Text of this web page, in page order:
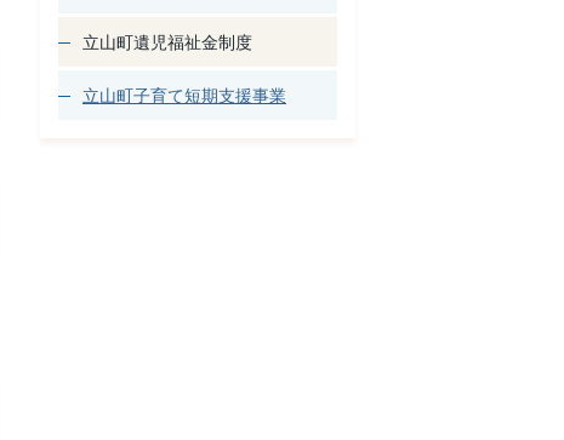
立山町遺児福祉金制度
立山町子育て短期支援事業